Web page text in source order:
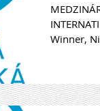
Winner,